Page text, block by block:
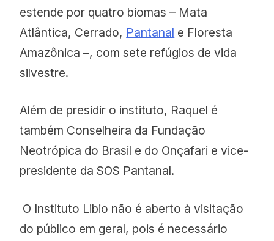
estende por quatro biomas – Mata
Atlântica, Cerrado, Pantanal e Floresta
Amazônica –, com sete refúgios de vida
silvestre.
Além de presidir o instituto, Raquel é
também Conselheira da Fundação
Neotrópica do Brasil e do Onçafari e vice-
presidente da SOS Pantanal.
O Instituto Libio não é aberto à visitação
do público em geral, pois é necessário